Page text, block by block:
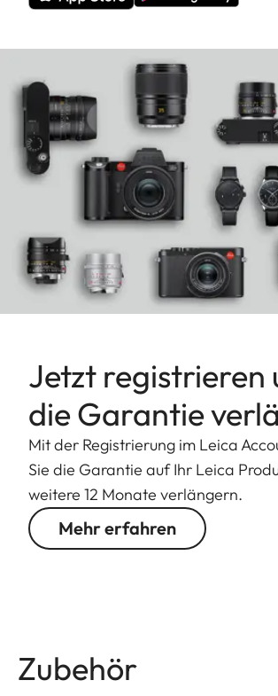
Jetzt registrieren
die Garantie
Mit der Registrierung im Leica
Sie die Garantie auf Ihr Leica
weitere 12 Monate verlängern.
Mehr erfahren
Zubehör